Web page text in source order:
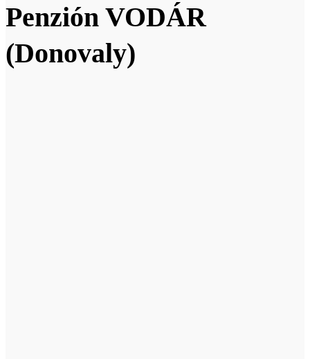
Penzión VODÁR
(Donovaly)